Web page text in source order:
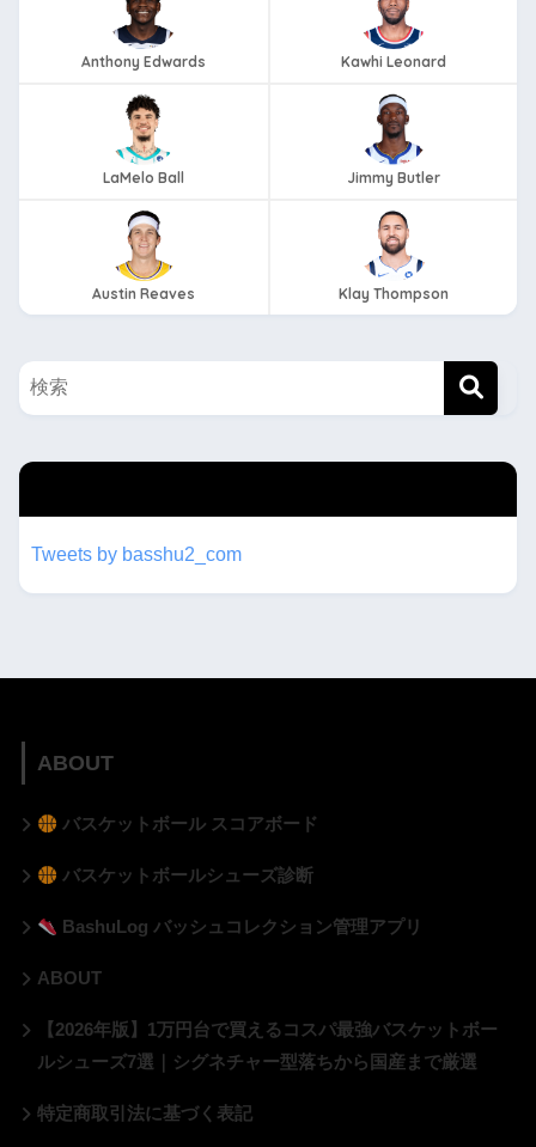
Anthony Edwards Kawhi Leonard
LaMelo Ball Jimmy Butler
Austin Reaves Klay Thompson
Tweets by basshu2_com
ABOUT
バスケットボール スコアボード
バスケットボールシューズ診断
BashuLog バッシュコレクション管理アプリ
ABOUT
【2026年版】1万円台で買えるコスパ最強バスケットボー
ルシューズ7選｜シグネチャー型落ちから国産まで厳選
特定商取引法に基づく表記